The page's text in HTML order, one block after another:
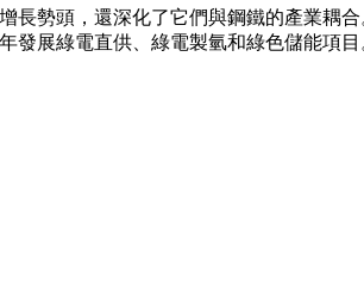
長勢頭，還深化了它們與鋼鐵的產業耦合
發展綠電直供、綠電製氫和綠色儲能項目